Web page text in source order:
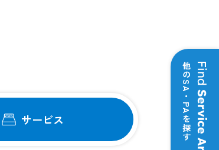
他のSA・PAを探す Find
Service Area
サービス